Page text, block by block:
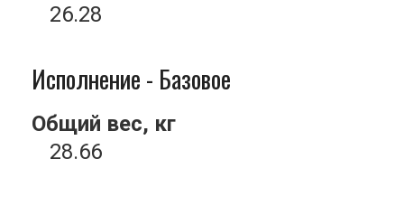
26.28
Исполнение - Базовое
Общий вес, кг
28.66